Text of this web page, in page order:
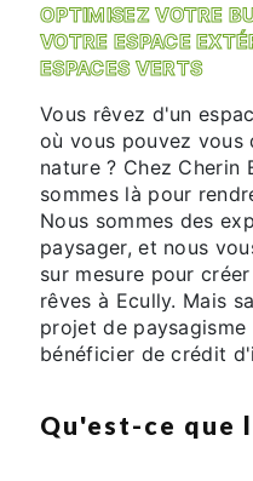
OPTIMISEZ VOTRE
VOTRE ESPACE
ESPACES VERTS
Vous rêvez d'un
où vous pouvez
nature ? Chez Cherin
sommes là pour
Nous sommes des
paysager, et nous
sur mesure pour
rêves à Ecully. Mais
projet de
bénéficier de crédit
Qu'est-ce que